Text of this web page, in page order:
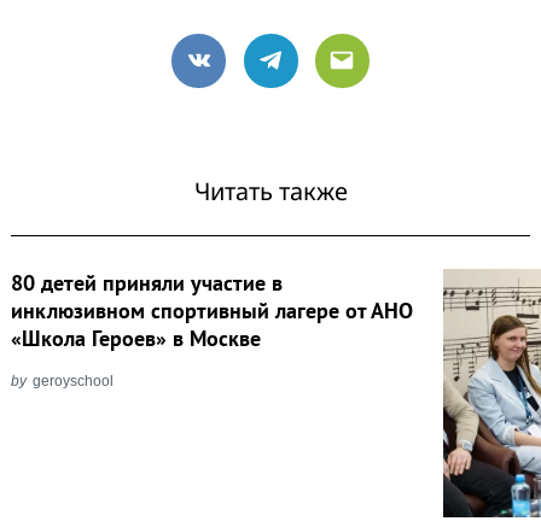
VK Telegram
Email
Читать также
80 детей приняли участие в
инклюзивном спортивный лагере от АНО
«Школа Героев» в Москве
by geroyschool